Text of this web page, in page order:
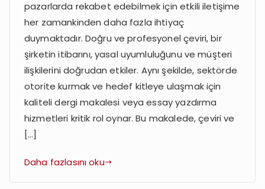
Yazdırma
Hizmeti:
Uluslararası
İş
Dünyası
pazarlarda rekabet edebilmek için etkili iletişime
her zamankinden daha fazla ihtiyaç
duymaktadır. Doğru ve profesyonel çeviri, bir
şirketin itibarını, yasal uyumluluğunu ve müşteri
ilişkilerini doğrudan etkiler. Aynı şekilde, sektörde
otorite kurmak ve hedef kitleye ulaşmak için
kaliteli dergi makalesi veya essay yazdırma
hizmetleri kritik rol oynar. Bu makalede, çeviri ve
[…]
Daha fazlasını oku